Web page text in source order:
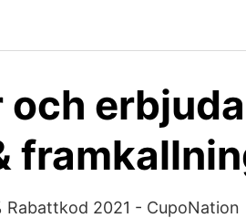
2021 - CupoNation